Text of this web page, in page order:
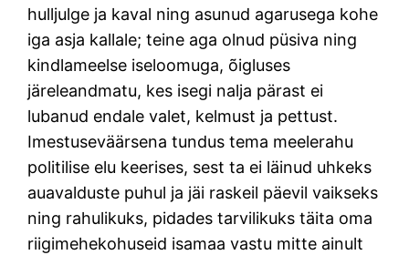
hulljulge ja kaval ning asunud agarusega kohe
iga asja kallale; teine aga olnud püsiva ning
kindlameelse iseloomuga, õigluses
järeleandmatu, kes isegi nalja pärast ei
lubanud endale valet, kelmust ja pettust.
Imestuseväärsena tundus tema meelerahu
politilise elu keerises, sest ta ei läinud uhkeks
auavalduste puhul ja jäi raskeil päevil vaikseks
ning rahulikuks, pidades tarvilikuks täita oma
riigimehekohuseid isamaa vastu mitte ainult